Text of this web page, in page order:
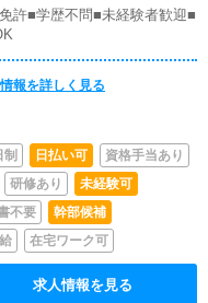
の清掃や備品の管理・補充を
許■学歴不問■未経験者歓迎■
報を詳しく見る
日払い可
資格手当あり
研修あり
未経験可
不要
幹部候補
在宅ワーク可
求人情報を見る